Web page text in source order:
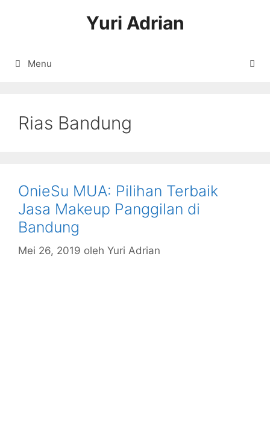
Yuri Adrian
Menu
Rias Bandung
OnieSu MUA: Pilihan Terbaik
Jasa Makeup Panggilan di
Bandung
Mei 26, 2019 oleh Yuri Adrian